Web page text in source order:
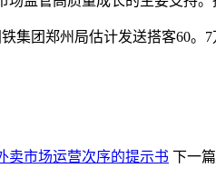
团郑州局估计发送搭客60。7
卖市场运营次序的提示书 下一篇